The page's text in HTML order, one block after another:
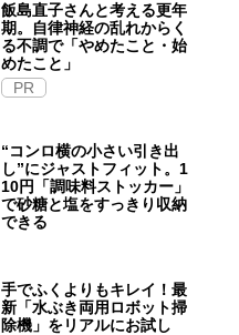
飯島直子さんと考える更年
期。自律神経の乱れからく
る不調で「やめたこと・始
めたこと」
PR
“コンロ横の小さい引き出
し”にジャストフィット。1
10円「調味料ストッカー」
で砂糖と塩をすっきり収納
できる
手でふくよりもキレイ！最
新「水ぶき両用ロボット掃
除機」をリアルにお試し